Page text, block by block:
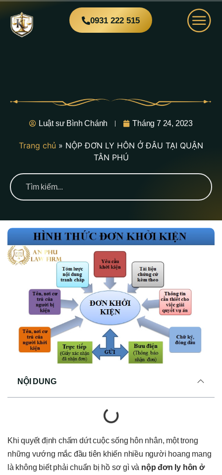
0931 222 515
Luật sư Bình Chánh Tháng 7 24, 2023
Trang chủ » NỘP ĐƠN LY HÔN Ở ĐÂU TẠI QUẬN
TÂN PHÚ
NỘI DUNG
Khi quyết định chấm dứt cuộc sống hôn nhân, một trong
những vướng mắc đầu tiên khiến nhiều người hoang mang
là không biết phải chuẩn bị hồ sơ gì và nộp đơn ly hôn ở